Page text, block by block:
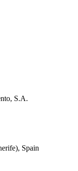
S.A.
Spain